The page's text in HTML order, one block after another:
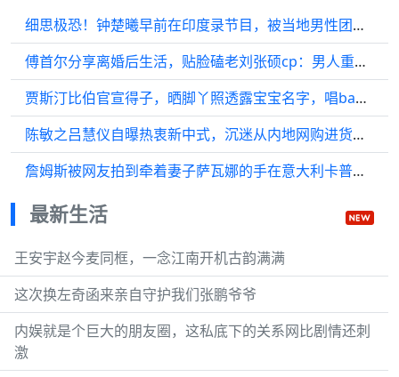
细思极恐！钟楚曦早前在印度录节目，被当地男性团团围住太吓人
傅首尔分享离婚后生活，贴脸磕老刘张硕cp：男人重组家庭就是快
贾斯汀比伯官宣得子，晒脚丫照透露宝宝名字，唱baby的人有了baby
陈敏之吕慧仪自曝热衷新中式，沉迷从内地网购进货，给全家买衣服
詹姆斯被网友拍到牵着妻子萨瓦娜的手在意大利卡普里岛散步，甜蜜蜜
最新生活
王安宇赵今麦同框，一念江南开机古韵满满
这次换左奇函来亲自守护我们张鹏爷爷
内娱就是个巨大的朋友圈，这私底下的关系网比剧情还刺
激